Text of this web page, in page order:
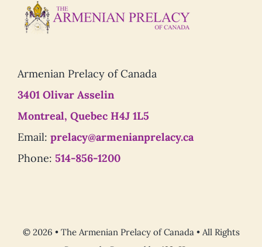
Armenian Prelacy of Canada
3401 Olivar Asselin
Montreal, Quebec H4J 1L5
Email: prelacy@armenianprelacy.ca
Phone: 514-856-1200
© 2026 • The Armenian Prelacy of Canada • All Rights